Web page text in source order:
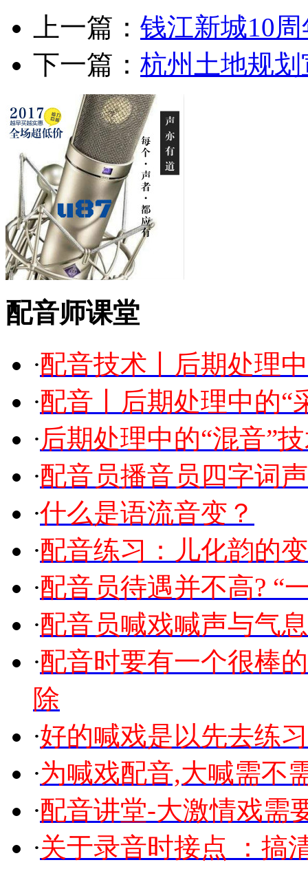
上一篇： 钱江新城10
下一篇： 杭州土地规
配音师课堂
·配音技术丨后期处理
·配音丨后期处理中的“
·后期处理中的“混音”
·配音员播音员四字词
·什么是语流音变？
·配音练习：儿化韵的
·配音员待遇并不高? “
·配音员喊戏喊声与气
·配音时要有一个很棒
除
·好的喊戏是以先去练
·为喊戏配音,大喊需不
·配音讲堂-大激情戏需
·关于录音时接点 ：搞